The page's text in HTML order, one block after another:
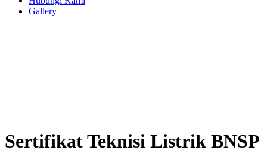
Gallery
Sertifikat Teknisi Listrik BNSP